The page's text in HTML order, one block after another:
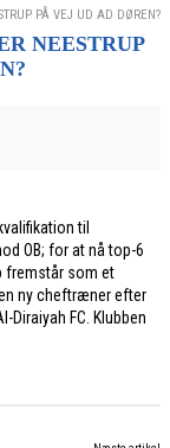
PÅ VEJ UD AD DØREN?
NEESTRUP
til
OB; for at nå top-6
fremstår som et
ny cheftræner efter
FC. Klubben